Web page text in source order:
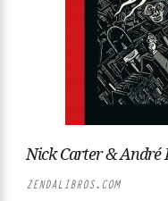
Nick Carter & André
ZENDALIBROS.COM